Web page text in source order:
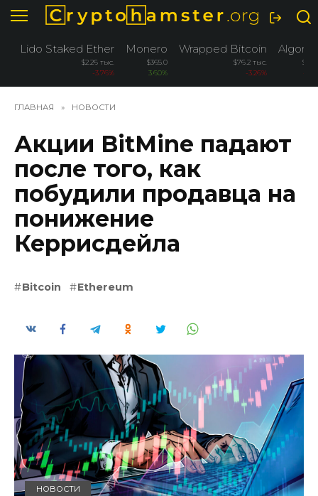
Перейти
содержанию
Lido Staked Ether
$2.26 тыс.
-3.76%
Monero
$365.0
3.60%
Wrapped Bitcoin
$76.2 тыс.
-3.26%
-
ГЛАВНАЯ » НОВОСТИ
Акции BitMine падают
после того, как
побудили продавца на
понижение
Керрисдейла
Bitcoin Ethereum
НОВОСТИ